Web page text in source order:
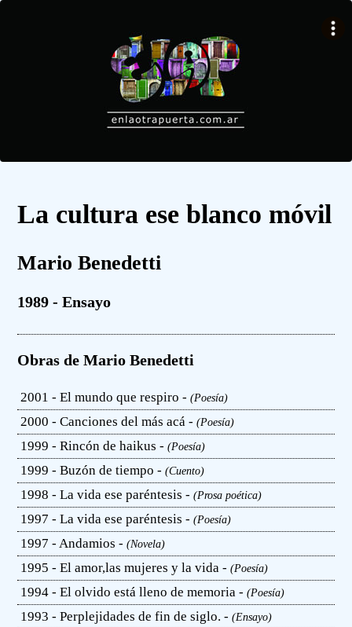
La cultura ese blanco móvil
Mario Benedetti
1989 - Ensayo
Obras de Mario Benedetti
2001 - El mundo que respiro -(Poesía)
2000 - Canciones del más acá -(Poesía)
1999 - Rincón de haikus -(Poesía)
1999 - Buzón de tiempo -(Cuento)
1998 - La vida ese paréntesis -(Prosa poética)
1997 - La vida ese paréntesis -(Poesía)
1997 - Andamios -(Novela)
1995 - El amor,las mujeres y la vida -(Poesía)
1994 - El olvido está lleno de memoria -(Poesía)
1993 - Perplejidades de fin de siglo. -(Ensayo)